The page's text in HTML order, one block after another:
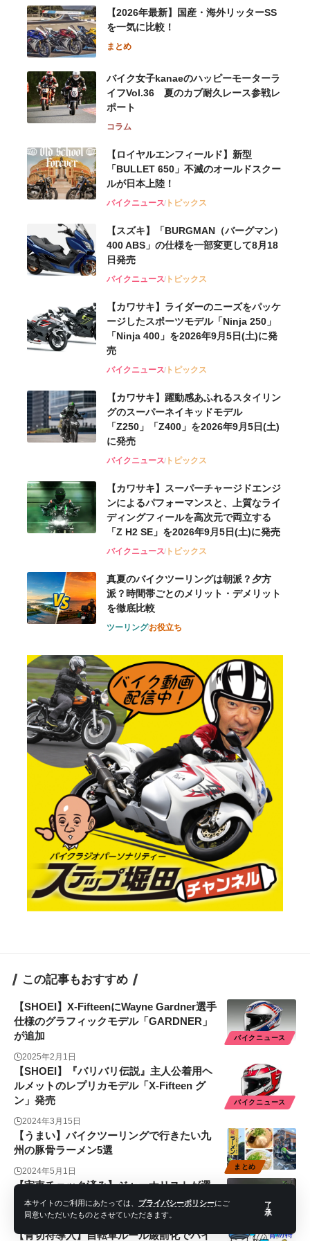
本サイトのご利用にあたっては、 プライバシーポリシーにご
同意いただいたものとさせていただきます。
了
承
【2026年最新】国産・海外リッターSS
を一気に比較！
まとめ
バイク女子kanaeのハッピーモーターラ
イフVol.36 夏のカブ耐久レース参戦レ
ポート
コラム
【ロイヤルエンフィールド】新型
「BULLET 650」不滅のオールドスクー
ルが⽇本上陸！
バイクニューストピックス
【スズキ】「BURGMAN（バーグマン）
400 ABS」の仕様を一部変更して8月18
日発売
バイクニューストピックス
【カワサキ】ライダーのニーズをパッケ
ージしたスポーツモデル「Ninja 250」
「Ninja 400」を2026年9月5日(土)に発
売
バイクニューストピックス
【カワサキ】躍動感あふれるスタイリン
グのスーパーネイキッドモデル
「Z250」「Z400」を2026年9月5日(土)
に発売
バイクニューストピックス
【カワサキ】スーパーチャージドエンジ
ンによるパフォーマンスと、上質なライ
ディングフィールを高次元で両立する
「Z H2 SE」を2026年9月5日(土)に発売
バイクニューストピックス
真夏のバイクツーリングは朝派？夕方
派？時間帯ごとのメリット・デメリット
を徹底比較
ツーリングお役立ち
この記事もおすすめ
バイクニュース
【SHOEI】X-FifteenにWayne Gardner選手
仕様のグラフィックモデル「GARDNER」
が追加
2025年2月1日
バイクニュース
【SHOEI】『バリバリ伝説』主人公着用ヘ
ルメットのレプリカモデル「X-Fifteen グ
ン」発売
2024年3月15日
まとめ
【うまい】バイクツーリングで行きたい九
州の豚骨ラーメン5選
2024年5月1日
【実車チェック済み】ジャーナリストが選
ぶ今年気になる新型バイク7選
2023年4月8日
【青切符導入】自転車ルール厳罰化でバイ